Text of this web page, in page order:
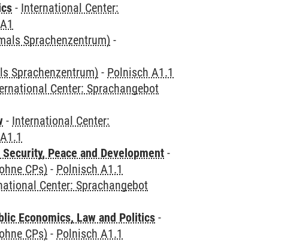
- International Center:
Sprachenzentrum) -
Sprachenzentrum) - Polnisch A1.1
Center: Sprachangebot
- International Center:
Peace and Development -
CPs) - Polnisch A1.1
Center: Sprachangebot
Economics, Law and Politics -
CPs) - Polnisch A1.1